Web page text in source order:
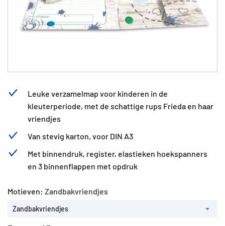
Leuke verzamelmap voor kinderen in de
kleuterperiode, met de schattige rups Frieda en haar
vriendjes
Van stevig karton, voor DIN A3
Met binnendruk, register, elastieken hoekspanners
en 3 binnenflappen met opdruk
Motieven: Zandbakvriendjes
Zandbakvriendjes